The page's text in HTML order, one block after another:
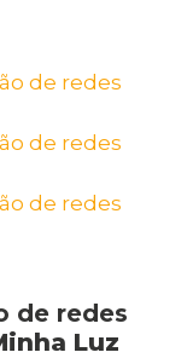
de redes
Luz